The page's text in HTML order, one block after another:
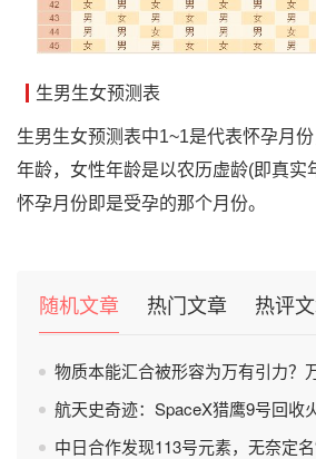
生男生女预测表
生男生女预测表中1~1是代表怀孕月
年龄，女性年龄是以农历虚龄(即真实
怀孕月份即是受孕的那个月份。
随机文章 热门文章 热评
物质本能汇合被形容为万有引力？万有
航天史奇迹：SpaceX猎鹰9号回收
中日合作发现113号元素，无奈定名